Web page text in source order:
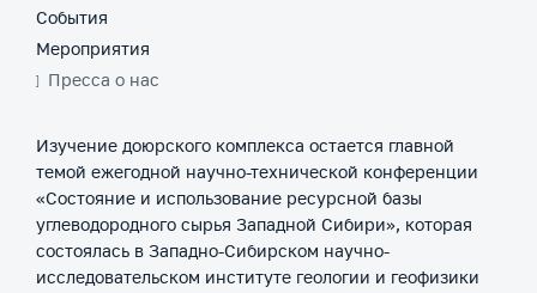
События
Мероприятия
Пресса о нас
Изучение доюрского комплекса остается главной
темой ежегодной научно-технической конференции
«Состояние и использование ресурсной базы
углеводородного сырья Западной Сибири», которая
состоялась в Западно-Сибирском научно-
исследовательском институте геологии и геофизики